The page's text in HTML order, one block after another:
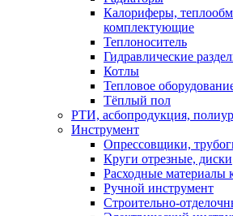
Калориферы,
комплектующие
Теплоноситель
Гидравлические
Котлы
Тепловое
Тёплый пол
РТИ, асбопродукция,
Инструмент
Опрессовщики,
Круги отрезные, диски
Расходные материалы
Ручной инструмент
Строительно-